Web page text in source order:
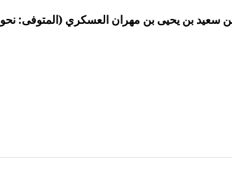
بن يحيى بن مهران العسكري (المتوفى: نحو 395هـ)